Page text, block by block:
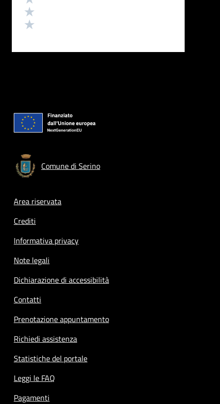
Comune di Serino
Footer menu
Area riservata
Crediti
Informativa privacy
Note legali
Dichiarazione di accessibilità
Contatti
Prenotazione appuntamento
Richiedi assistenza
Statistiche del portale
Leggi le FAQ
Pagamenti